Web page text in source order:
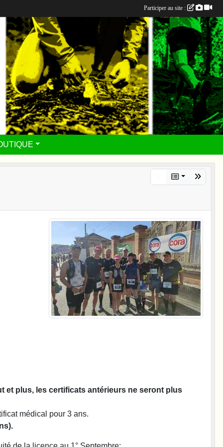
et plus, les certificats antérieurs ne seront plus
médical pour 3 ans.
Participer au site :